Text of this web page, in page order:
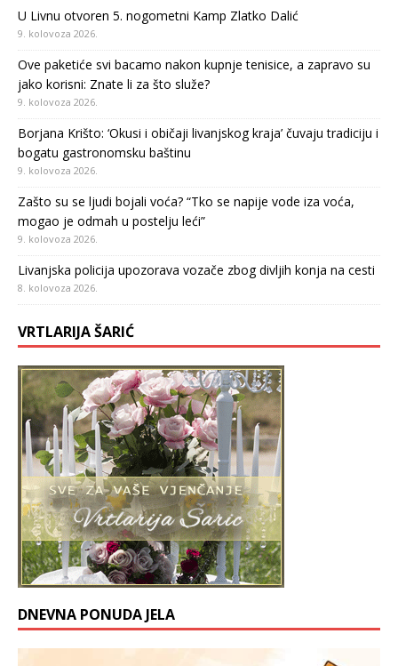
U Livnu otvoren 5. nogometni Kamp Zlatko Dalić
9. kolovoza 2026.
Ove paketiće svi bacamo nakon kupnje tenisice, a zapravo su
jako korisni: Znate li za što služe?
9. kolovoza 2026.
Borjana Krišto: ‘Okusi i običaji livanjskog kraja’ čuvaju tradiciju i
bogatu gastronomsku baštinu
9. kolovoza 2026.
Zašto su se ljudi bojali voća? “Tko se napije vode iza voća,
mogao je odmah u postelju leći”
9. kolovoza 2026.
Livanjska policija upozorava vozače zbog divljih konja na cesti
8. kolovoza 2026.
VRTLARIJA ŠARIĆ
DNEVNA PONUDA JELA